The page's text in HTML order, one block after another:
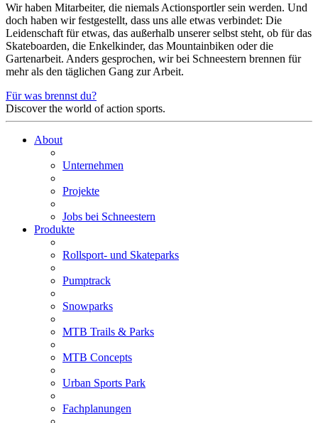
Wir haben Mitarbeiter, die niemals Actionsportler sein werden. Und
doch haben wir festgestellt, dass uns alle etwas verbindet: Die
Leidenschaft für etwas, das außerhalb unserer selbst steht, ob für das
Skateboarden, die Enkelkinder, das Mountainbiken oder die
Gartenarbeit. Anders gesprochen, wir bei Schneestern brennen für
mehr als den täglichen Gang zur Arbeit.
Für was brennst du?
Discover the world of action sports.
About
Unternehmen
Projekte
Jobs bei Schneestern
Produkte
Rollsport- und Skateparks
Pumptrack
Snowparks
MTB Trails & Parks
MTB Concepts
Urban Sports Park
Fachplanungen